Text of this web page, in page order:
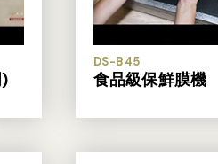
DS-B45
食品級保鮮膜機